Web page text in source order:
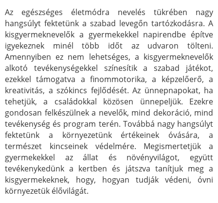
Az egészséges életmódra nevelés tükrében nagy
hangsúlyt fektetünk a szabad levegőn tartózkodásra. A
kisgyermeknevelők a gyermekekkel napirendbe építve
igyekeznek minél több időt az udvaron tölteni.
Amennyiben ez nem lehetséges, a kisgyermeknevelők
alkotó tevékenységekkel színesítik a szabad játékot,
ezekkel támogatva a finommotorika, a képzelőerő, a
kreativitás, a szókincs fejlődését. Az ünnepnapokat, ha
tehetjük, a családokkal közösen ünnepeljük. Ezekre
gondosan felkészülnek a nevelők, mind dekoráció, mind
tevékenység és program terén. Továbbá nagy hangsúlyt
fektetünk a környezetünk értékeinek óvására, a
természet kincseinek védelmére. Megismertetjük a
gyermekekkel az állat és növényvilágot, együtt
tevékenykedünk a kertben és játszva tanítjuk meg a
kisgyermekeknek, hogy, hogyan tudják védeni, óvni
környezetük élővilágát.